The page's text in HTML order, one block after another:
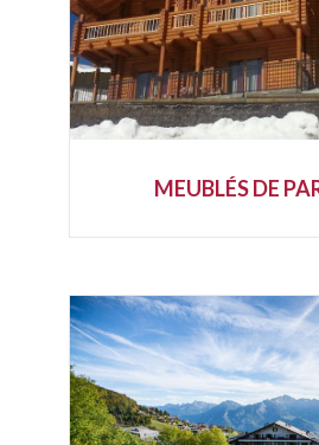
MEUBLÉS DE